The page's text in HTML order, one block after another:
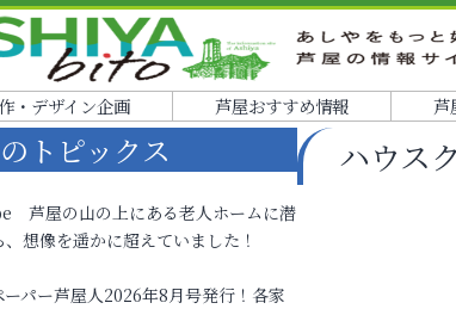
・デザイン企画 芦屋おすすめ情報 芦
ハウス
トピックス
芦屋の山の上にある老人ホームに潜
、想像を遥かに超えていました！
ーパー芦屋人2026年8月号発行！各家